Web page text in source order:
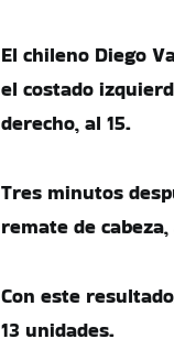
El chileno Diego
el costado
derecho, al 15.
Tres minutos
remate de
Con este
13 unidades.